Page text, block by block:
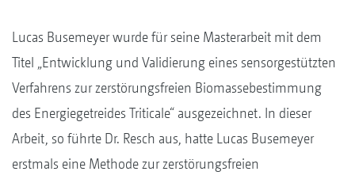
Lucas Busemeyer wurde für seine Masterarbeit mit dem
Titel „Entwicklung und Validierung eines sensorgestützten
Verfahrens zur zerstörungsfreien Biomassebestimmung
des Energiegetreides Triticale“ ausgezeichnet. In dieser
Arbeit, so führte Dr. Resch aus, hatte Lucas Busemeyer
erstmals eine Methode zur zerstörungsfreien